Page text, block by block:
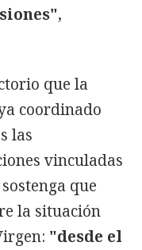
,
que la
coordinado
las
vinculadas
que
la situación
"desde el